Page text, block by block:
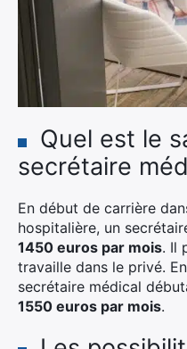
Quel est le
secrétaire
En début de carrière
hospitalière, un
1450 euros par mois. Il
travaille dans le privé.
secrétaire médical
1550 euros par mois.